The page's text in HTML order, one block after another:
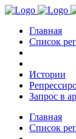
Главная
Список
Истории
Запрос в
Главная
Список